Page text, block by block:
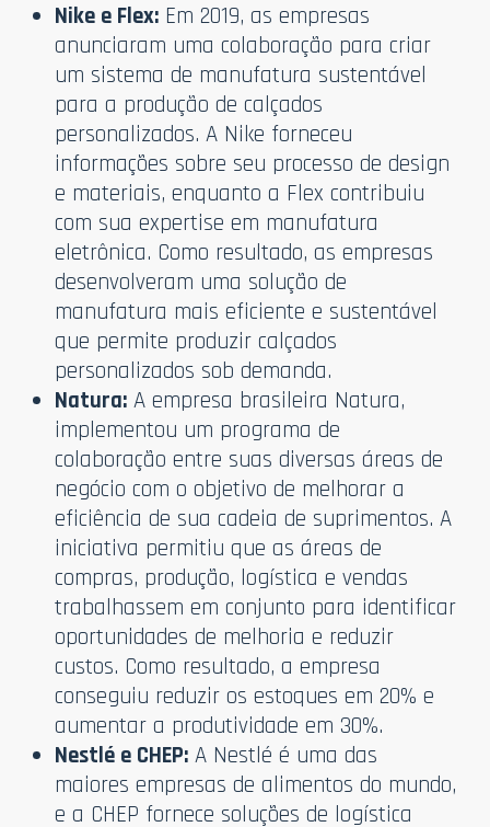
Nike e Flex: Em 2019, as empresas
anunciaram uma colaboração para criar
um sistema de manufatura sustentável
para a produção de calçados
personalizados. A Nike forneceu
informações sobre seu processo de design
e materiais, enquanto a Flex contribuiu
com sua expertise em manufatura
eletrônica. Como resultado, as empresas
desenvolveram uma solução de
manufatura mais eficiente e sustentável
que permite produzir calçados
personalizados sob demanda.
Natura: A empresa brasileira Natura,
implementou um programa de
colaboração entre suas diversas áreas de
negócio com o objetivo de melhorar a
eficiência de sua cadeia de suprimentos. A
iniciativa permitiu que as áreas de
compras, produção, logística e vendas
trabalhassem em conjunto para identificar
oportunidades de melhoria e reduzir
custos. Como resultado, a empresa
conseguiu reduzir os estoques em 20% e
aumentar a produtividade em 30%.
Nestlé e CHEP: A Nestlé é uma das
maiores empresas de alimentos do mundo,
e a CHEP fornece soluções de logística